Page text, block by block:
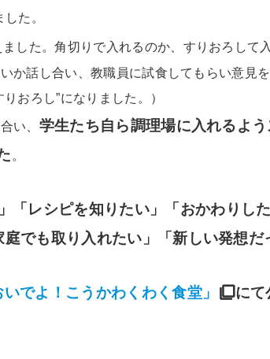
た。
ました。角切りで入れるのか、すりおろして
か話し合い、教職員に試食してもらい意見
おろし”になりました。）
い、 学生たち自ら調理場に入れるよ
。
「レシピを知りたい」「おかわりし
庭でも取り入れたい」「新しい発想だ
いでよ！こうかわくわく食堂」 にて